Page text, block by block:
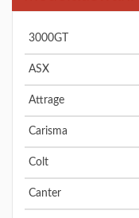
3000GT
ASX
Attrage
Carisma
Colt
Canter